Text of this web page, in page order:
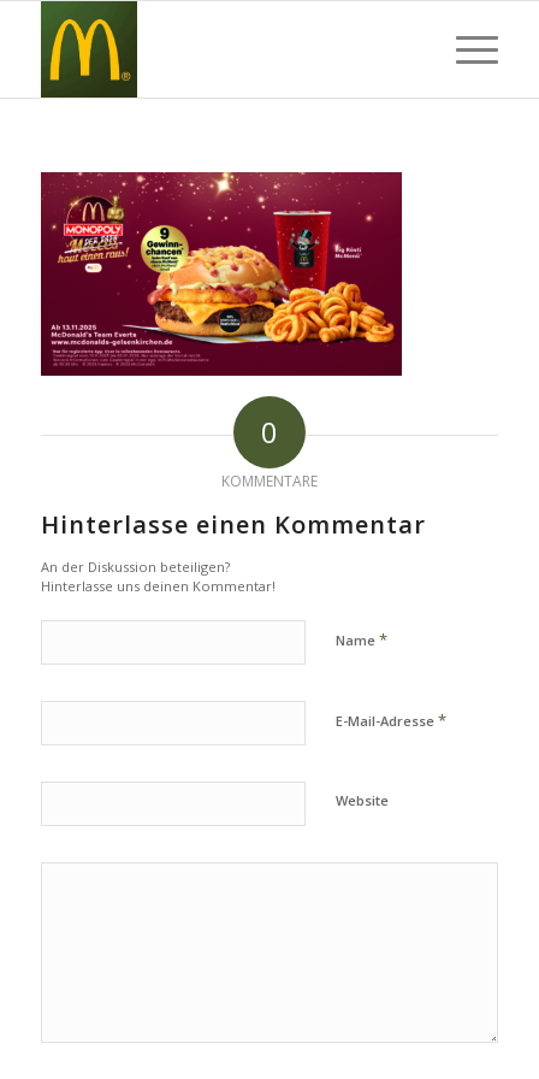
0
KOMMENTARE
Hinterlasse einen Kommentar
An der Diskussion beteiligen?
Hinterlasse uns deinen Kommentar!
Name *
E-Mail-Adresse *
Website